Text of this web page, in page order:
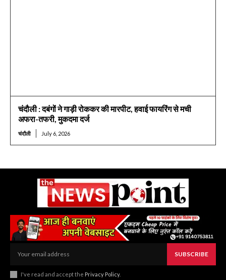
चंदौली : दबंगों ने गाड़ी रोककर की मारपीट, हवाई फायरिंग से मची
अफरा-तफरी, मुकदमा दर्ज
चंदौली July 6, 2026
SUBSCRIBE
I've read and accept the Privacy Policy.